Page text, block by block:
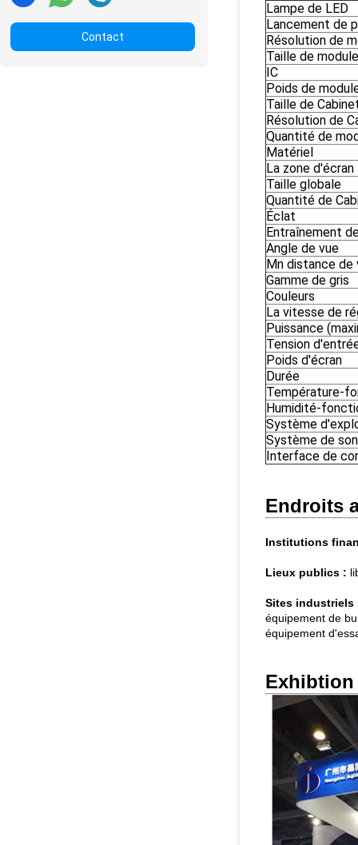
Contact
Lampe de LED
Lancement de
Résolution de
Taille de module
IC
Poids de
Taille de
Résolution de
Quantité de
Matériel
La zone d'écran
Taille globale
Quantité de
Éclat
Entraînement
Angle de vue
Mn distance de
Gamme de gris
Couleurs
La vitesse de
Puissance
Tension
Poids d'écran
Durée
Température-
Humidité-
Système
Système de son
Interface de
Endroits
Institutions
Lieux publics :
Sites industriels
équipement de
équipement
Exhibtion